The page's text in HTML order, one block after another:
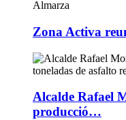
Zona Activa
Alcalde Rafael
producció…